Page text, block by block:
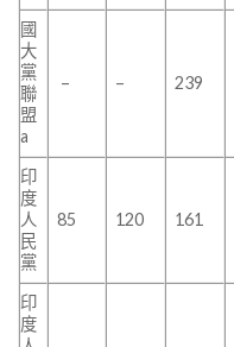
國
大
黨
聯
盟
a
– – 239
印
度
人
民
黨
85 120 161
印
度